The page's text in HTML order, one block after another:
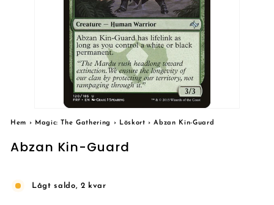
Hem › Magic: The Gathering › Löskort › Abzan Kin-Guard
Abzan Kin-Guard
Lågt saldo, 2 kvar